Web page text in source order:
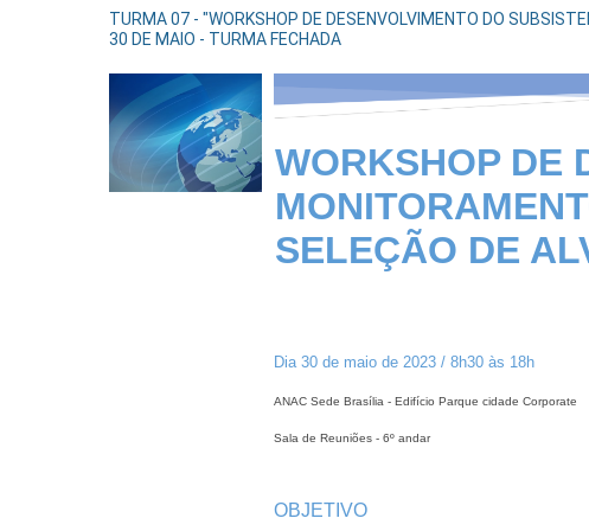
TURMA 07 - "WORKSHOP DE DESENVOLVIMENTO DO
30 DE MAIO - TURMA FECHADA
WORKSHOP DE
SELEÇÃO DE
Dia 30 de maio de 2023 / 8h30 às 18h
ANAC Sede Brasília - Edifício Parque cidade Corporate
Sala de Reuniões - 6º andar
OBJETIVO